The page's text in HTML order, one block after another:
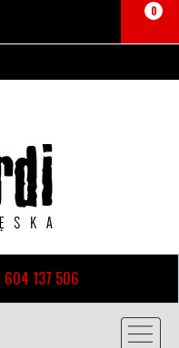
0
604 137 506